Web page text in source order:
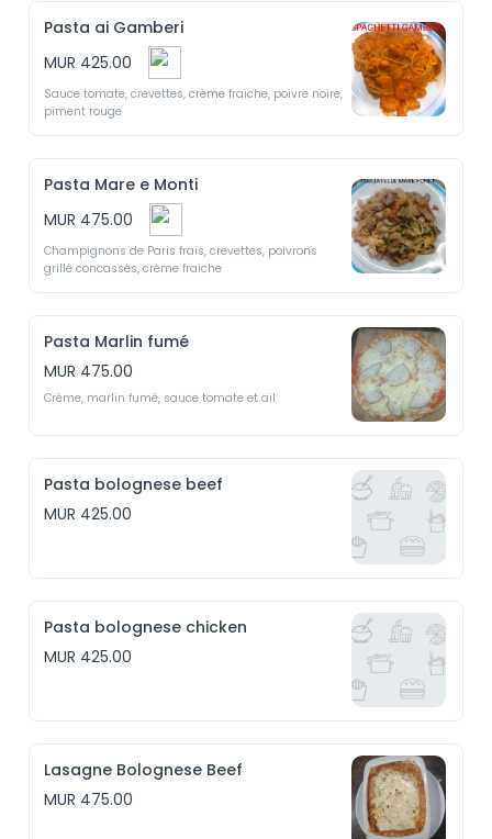
Pasta ai Gamberi
MUR 425.00
Sauce tomate, crevettes, crème fraiche, poivre noire,
Pasta Mare e Monti
MUR 475.00
Champignons de Paris frais, crevettes, poivrons
grillé concassés, crème fraiche
Pasta Marlin fumé
MUR 475.00
Pasta bolognese beef
MUR 425.00
Pasta bolognese chicken
MUR 425.00
Lasagne Bolognese Beef
MUR 475.00